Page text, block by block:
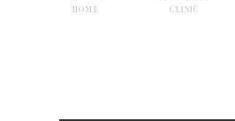
HOME CLINIC